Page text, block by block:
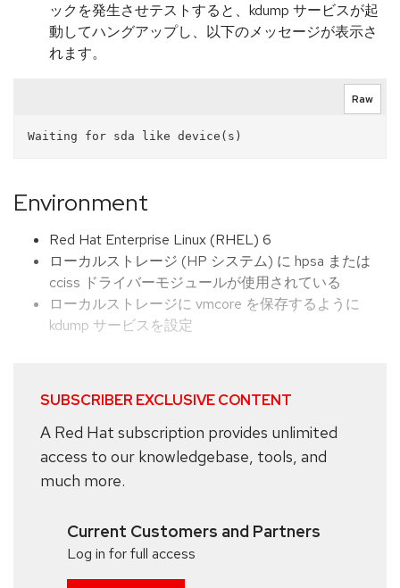
ックを発生させテストすると、kdump サービスが起
動してハングアップし、以下のメッセージが表示さ
れます。
Raw
Environment
Red Hat Enterprise Linux (RHEL) 6
ローカルストレージ (HP システム) に hpsa または
cciss ドライバーモジュールが使用されている
ローカルストレージに vmcore を保存するように
kdump サービスを設定
SUBSCRIBER EXCLUSIVE CONTENT
A Red Hat subscription provides unlimited
access to our knowledgebase, tools, and
much more.
Current Customers and Partners
Log in for full access